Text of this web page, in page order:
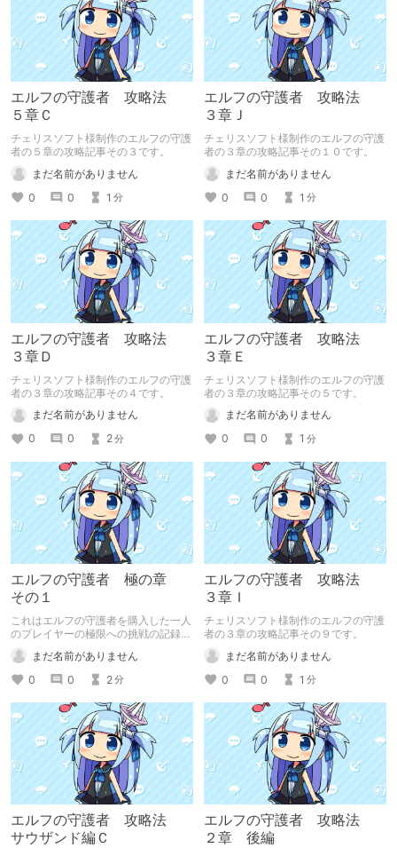
エルフの守護者 攻略法
５章Ｃ
チェリスソフト様制作のエルフの守護
者の５章の攻略記事その３です。
まだ名前がありません
0
0 1 分
エルフの守護者 攻略法
３章Ｊ
チェリスソフト様制作のエルフの守護
者の３章の攻略記事その１０です。
まだ名前がありません
0
0 1 分
エルフの守護者 攻略法
３章Ｄ
チェリスソフト様制作のエルフの守護
者の３章の攻略記事その４です。
まだ名前がありません
0
0 2分
エルフの守護者 攻略法
３章Ｅ
チェリスソフト様制作のエルフの守護
者の３章の攻略記事その５です。
まだ名前がありません
0
0 1 分
エルフの守護者 極の章
その１
これはエルフの守護者を購入した一人
のプレイヤーの極限への挑戦の記録・
その１であります。
まだ名前がありません
0
0 2分
エルフの守護者 攻略法
３章Ｉ
チェリスソフト様制作のエルフの守護
者の３章の攻略記事その９です。
まだ名前がありません
0
0 1 分
エルフの守護者 攻略法
サウザンド編Ｃ
エルフの守護者 攻略法
２章 後編